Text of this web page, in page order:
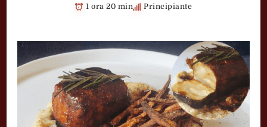
1 ora 20 min Principiante